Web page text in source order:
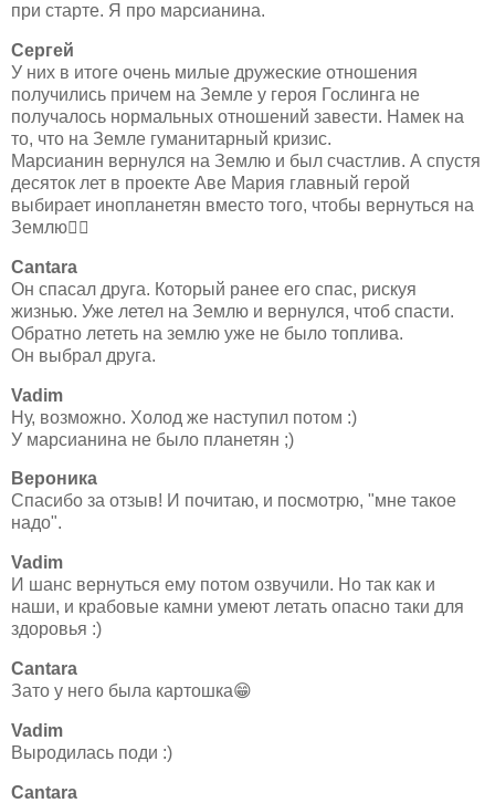
при старте. Я про марсианина.
Сергей
У них в итоге очень милые дружеские отношения
получились причем на Земле у героя Гослинга не
получалось нормальных отношений завести. Намек на
то, что на Земле гуманитарный кризис.
Марсианин вернулся на Землю и был счастлив. А спустя
десяток лет в проекте Аве Мария главный герой
выбирает инопланетян вместо того, чтобы вернуться на
Землю🤷‍♂
Cantara
Он спасал друга. Который ранее его спас, рискуя
жизнью. Уже летел на Землю и вернулся, чтоб спасти.
Обратно лететь на землю уже не было топлива.
Он выбрал друга.
Vadim
Ну, возможно. Холод же наступил потом :)
У марсианина не было планетян ;)
Вероника
Спасибо за отзыв! И почитаю, и посмотрю, "мне такое
надо".
Vadim
И шанс вернуться ему потом озвучили. Но так как и
наши, и крабовые камни умеют летать опасно таки для
здоровья :)
Cantara
Зато у него была картошка😁
Vadim
Выродилась поди :)
Cantara